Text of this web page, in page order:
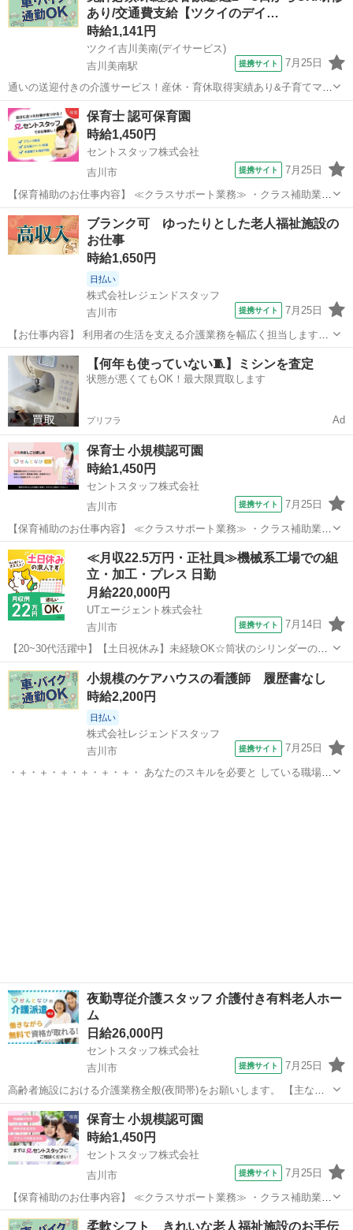
社！ 安全意識やコン...あり/交通費支給【ツクイのデイ…
時給1,141円
ツクイ吉川美南(デイサービス)
吉川美南駅
提携サイト 7月25日
通いの送迎付きの介護サービス！産休・育休取得実績あり&子育てママ
在籍中！ライフイベントにも柔軟に対応しています。 ★☆ 働きやすい
メリット多数 ★☆ ＼＼サービス・職種の魅力／／ 送迎業務を通し
て、お客様から感謝の言葉を...
埼玉 吉川市 吉川美南駅 その他
保育士 認可保育園
時給1,450円
セントスタッフ株式会社
吉川市
提携サイト 7月25日
【保育補助のお仕事内容】 ≪クラスサポート業務≫ ・クラス補助業務
・手薄になっているクラスのサポート(フリー保育士) ・・・等 ≪付随
業務全般≫ ・保育室内や園庭の環境整備 ・玩具や遊具の消毒 ・保育
活動の準備・・・等...
埼玉 吉川市 保育士
ブランク可 ゆったりとした老人福祉施設の
お仕事
時給1,650円
日払い
株式会社レジェンドスタッフ
吉川市
提携サイト 7月25日
【お仕事内容】 利用者の生活を支える介護業務を幅広く担当します。
◆ 掃除・洗濯・買い物の手伝いから送迎まで多彩な業務。 ◆ アフタ
ーフォローで働きやすさをサポートします。 ※ 登録制のため紹介案件
は応募時で変わります。 ...
埼玉 吉川市 介護
【何年も使っていない🧵】ミシンを査定
状態が悪くてもOK！最大限買取します
プリフラ Ad
保育士 小規模認可園
時給1,450円
セントスタッフ株式会社
吉川市
提携サイト 7月25日
【保育補助のお仕事内容】 ≪クラスサポート業務≫ ・クラス補助業務
・手薄になっているクラスのサポート(フリー保育士) ・・・等 ≪付随
業務全般≫ ・保育室内や園庭の環境整備 ・玩具や遊具の消毒 ・保育
活動の準備・・・等...
埼玉 吉川市 保育士
≪月収22.5万円・正社員≫機械系工場での組
立・加工・プレス 日勤
月給220,000円
UTエージェント株式会社
吉川市
提携サイト 7月14日
【20~30代活躍中】【土日祝休み】未経験OK☆筒状のシリンダーの研
磨！基本残業なし◎GWなどの長期休暇あり！《JBHN1-PC》 詳細情
報 ＼筒状のシリンダーの研磨！／ 未経験の方歓迎◎ 印刷機に使用す
る筒状のシリンダ...
埼玉 吉川市 その他
小規模のケアハウスの看護師 履歴書なし
時給2,200円
日払い
株式会社レジェンドスタッフ
吉川市
提携サイト 7月25日
・＋・＋・＋・＋・＋・＋・ あなたのスキルを必要と している職場が
夜勤専従介護スタッフ 介護付き有料老人ホー
ム
日給26,000円
セントスタッフ株式会社
吉川市
提携サイト 7月25日
高齢者施設における介護業務全般(夜間帯)をお願いします。 【主な業
務内容】 ・朝食と夕食の食事介助 ・移乗介助 ・口腔ケア ・就寝介助
・起床介助 ・夜間帯の体位交換 ・夜間帯の排泄介助 ・夜間帯のコー
ル対応 ・夜間帯の巡...
埼玉 吉川市 介護
保育士 小規模認可園
時給1,450円
セントスタッフ株式会社
吉川市
提携サイト 7月25日
【保育補助のお仕事内容】 ≪クラスサポート業務≫ ・クラス補助業務
・手薄になっているクラスのサポート(フリー保育士) ・・・等 ≪付随
埼玉 吉川市 保育士
柔軟シフト きれいな老人福祉施設のお手伝